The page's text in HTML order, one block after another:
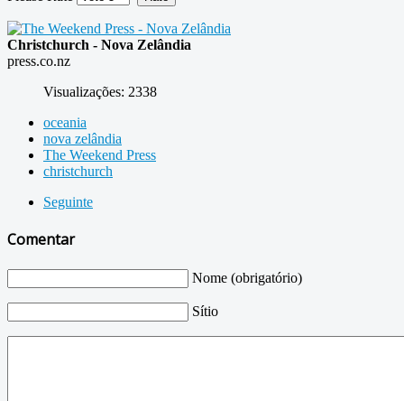
Christchurch - Nova Zelândia
press.co.nz
Visualizações: 2338
oceania
nova zelândia
The Weekend Press
christchurch
Seguinte
Comentar
Nome (obrigatório)
Sítio